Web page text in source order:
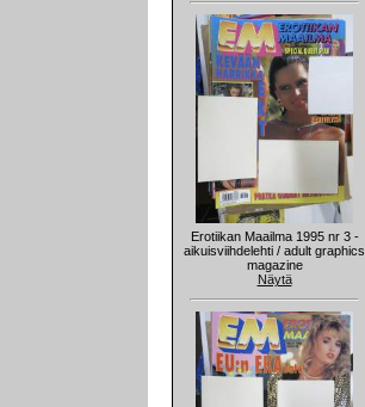
Erotiikan Maailma 1995 nr 3 -
aikuisviihdelehti / adult graphics
magazine
Näytä